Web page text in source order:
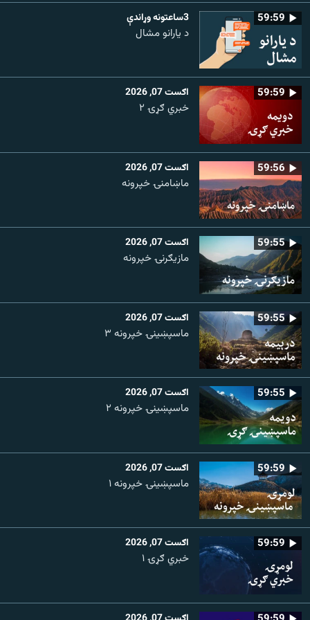
59:59 3ساعتونه وړاندې
د یارانو مشال
59:59 اګست 07, 2026
خبري ګړۍ ۲
59:56 اګست 07, 2026
ماښامنۍ خپرونه
59:55 اګست 07, 2026
مازیګرنۍ خپرونه
59:55 اګست 07, 2026
ماسپښینۍ خپرونه ۳
59:55 اګست 07, 2026
ماسپښينۍ خپرونه ۲
59:59 اګست 07, 2026
ماسپښينۍ خپرونه ۱
59:59 اګست 07, 2026
خبري ګړۍ ۱